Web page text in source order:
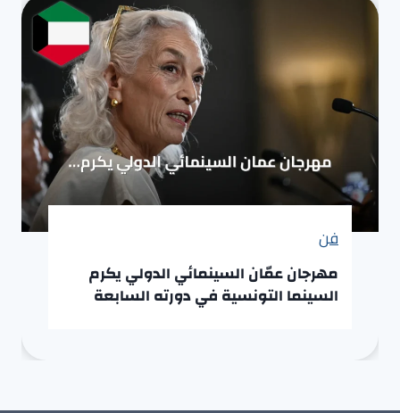
فن
مهرجان عمّان السينمائي الدولي يكرم
السينما التونسية في دورته السابعة